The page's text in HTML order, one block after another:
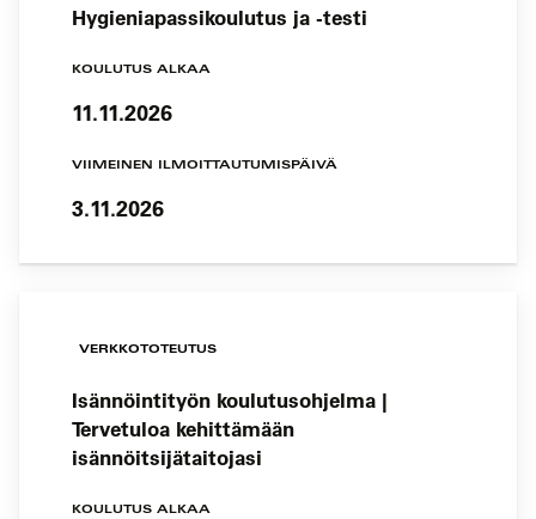
Hygieniapassikoulutus ja -testi
KOULUTUS ALKAA
11.11.2026
VIIMEINEN ILMOITTAUTUMISPÄIVÄ
3.11.2026
VERKKOTOTEUTUS
Isännöintityön koulutusohjelma |
Tervetuloa kehittämään
isännöitsijätaitojasi
KOULUTUS ALKAA